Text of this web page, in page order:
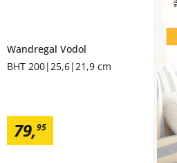
Wandregal Vodol
BHT 200|25,6|21,9 cm
79,95